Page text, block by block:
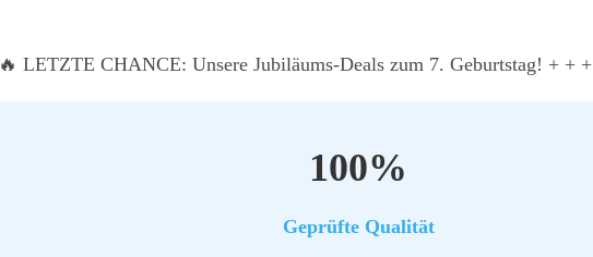
🔥 LETZTE CHANCE: Unse­re Jubi­lä­ums-Deals zum 7. Geburts­tag! + + +
100%
Geprüf­te Qua­li­tät